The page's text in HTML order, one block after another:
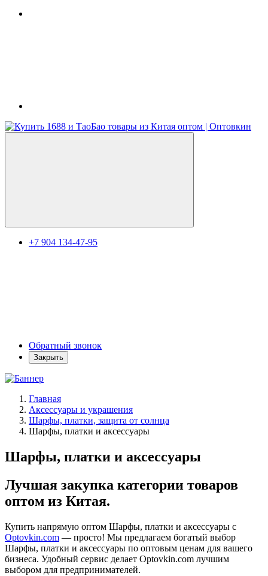
+7 904 134-47-95
Обратный звонок
Закрыть
Главная
Аксессуары и украшения
Шарфы, платки, защита от солнца
Шарфы, платки и аксессуары
Шарфы, платки и аксессуары
Лучшая закупка категории товаров
оптом из Китая.
Купить напрямую оптом Шарфы, платки и аксессуары с
Optovkin.com — просто! Мы предлагаем богатый выбор
Шарфы, платки и аксессуары по оптовым ценам для вашего
бизнеса. Удобный сервис делает Optovkin.com лучшим
выбором для предпринимателей.